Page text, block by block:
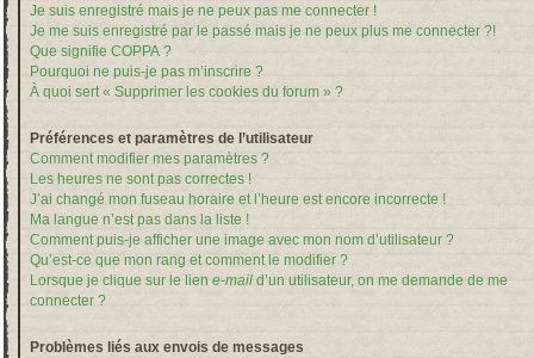
Je suis enregistré mais je ne peux pas me connecter !
Je me suis enregistré par le passé mais je ne peux plus me connecter ?!
Que signifie COPPA ?
Pourquoi ne puis-je pas m’inscrire ?
À quoi sert « Supprimer les cookies du forum » ?
Préférences et paramètres de l’utilisateur
Comment modifier mes paramètres ?
Les heures ne sont pas correctes !
J’ai changé mon fuseau horaire et l’heure est encore incorrecte !
Ma langue n’est pas dans la liste !
Comment puis-je afficher une image avec mon nom d’utilisateur ?
Qu’est-ce que mon rang et comment le modifier ?
Lorsque je clique sur le lien e-mail d’un utilisateur, on me demande de me
connecter ?
Problèmes liés aux envois de messages